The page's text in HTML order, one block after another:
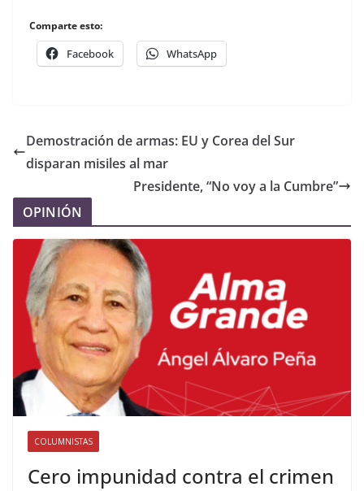
Comparte esto:
Facebook WhatsApp
Demostración de armas: EU y Corea del Sur
disparan misiles al mar
Presidente, “No voy a la Cumbre”
OPINIÓN
COLUMNISTAS
Cero impunidad contra el crimen